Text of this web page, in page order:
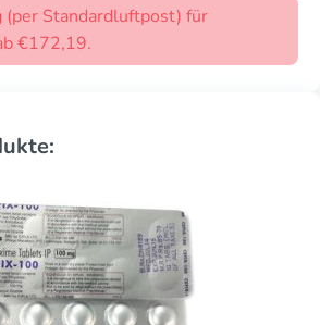
(per Standardluftpost) für
€172,19.